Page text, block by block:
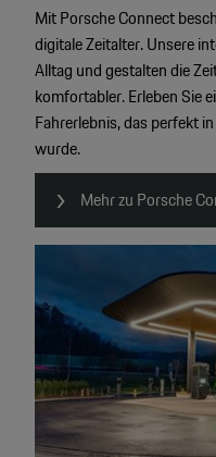
Mit Porsche Connect
digitale Zeitalter. Unsere
Alltag und gestalten die
komfortabler. Erleben Sie
Fahrerlebnis, das perfekt
wurde.
Mehr zu Porsche